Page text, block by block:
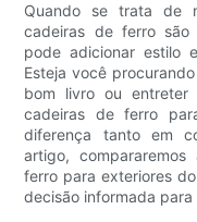
Quando se trata de
cadeiras de ferro
pode adicionar estilo
Esteja você
bom livro ou entreter
cadeiras de ferro
diferença tanto em
artigo,
ferro para exteriores
decisão informada